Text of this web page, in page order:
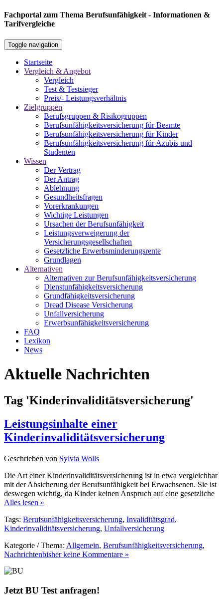
Fachportal zum Thema Berufsunfähigkeit - Informationen &
Tarifvergleiche
Toggle navigation
Startseite
Vergleich & Angebot
Vergleich
Test & Testsieger
Preis/- Leistungsverhältnis
Zielgruppen
Berufsgruppen & Risikogruppen
Berufsunfähigkeitsversicherung für Beamte
Berufsunfähigkeitsversicherung für Kinder
Berufsunfähigkeitsversicherung für Azubis und
Studenten
Wissen
Der Vertrag
Der Antrag
Ablehnung
Gesundheitsfragen
Vorerkrankungen
Wichtige Leistungen
Ursachen der Berufsunfähigkeit
Leistungsverweigerung der
Versicherungsgesellschaften
Gesetzliche Erwerbsminderungsrente
Grundlagen
Alternativen
Alternativen zur Berufsunfähigkeitsversicherung
Dienstunfähigkeitsversicherung
Grundfähigkeitsversicherung
Dread Disease Versicherung
Unfallversicherung
Erwerbsunfähigkeitsversicherung
FAQ
Lexikon
News
Aktuelle Nachrichten
Tag 'Kinderinvaliditätsversicherung'
Leistungsinhalte einer
Kinderinvaliditätsversicherung
Geschrieben von Sylvia Wolls
Die Art einer Kinderinvaliditätsversicherung ist in etwa vergleichbar
mit der Absicherung der Berufsunfähigkeit bei Erwachsenen. Sie ist
deswegen wichtig, da Kinder keinen Anspruch auf eine gesetzliche
Alles lesen »
Tags: Berufsunfähigkeitsversicherung, Invaliditätsgrad,
Kinderinvaliditätsversicherung, Unfallversicherung
Kategorie / Thema: Allgemein, Berufsunfähigkeitsversicherung,
Nachrichtenbisher keine Kommentare »
Jetzt BU Test anfragen!